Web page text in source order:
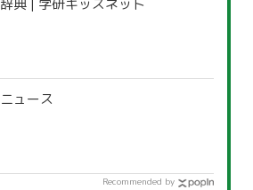
辞典 | 学研キッズネット
ニュース
Recommended by